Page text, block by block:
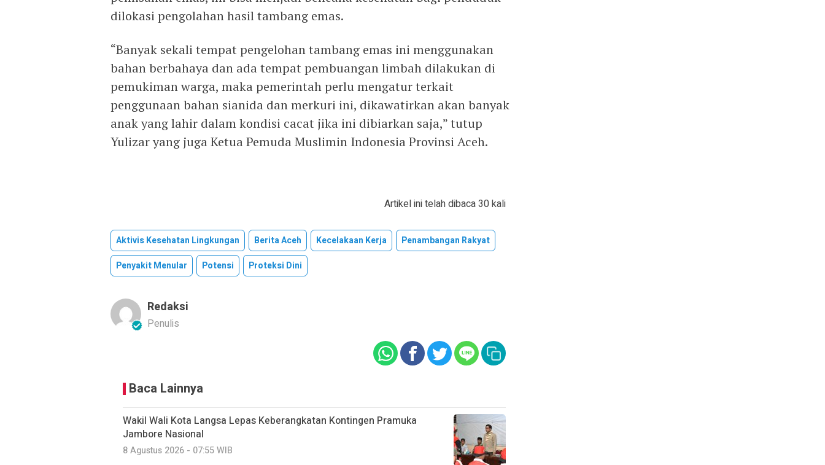
dilokasi pengolahan hasil tambang emas.
“Banyak sekali tempat pengelohan tambang emas ini menggunakan
bahan berbahaya dan ada tempat pembuangan limbah dilakukan di
pemukiman warga, maka pemerintah perlu mengatur terkait
penggunaan bahan sianida dan merkuri ini, dikawatirkan akan banyak
anak yang lahir dalam kondisi cacat jika ini dibiarkan saja,” tutup
Yulizar yang juga Ketua Pemuda Muslimin Indonesia Provinsi Aceh.
Artikel ini telah dibaca 30 kali
Aktivis Kesehatan Lingkungan Berita Aceh Kecelakaan Kerja
Penambangan Rakyat
Penyakit Menular
Potensi Proteksi Dini
Redaksi
Penulis
Baca Lainnya
Wakil Wali Kota Langsa Lepas Keberangkatan Kontingen Pramuka
Jambore Nasional
8 Agustus 2026 - 07:55 WIB